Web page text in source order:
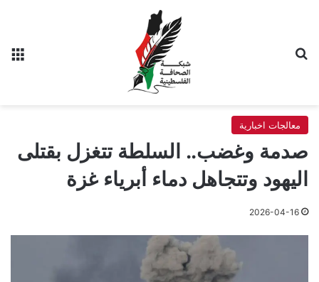
معالجات اخبارية
صدمة وغضب.. السلطة تتغزل بقتلى
اليهود وتتجاهل دماء أبرياء غزة
2026-04-16